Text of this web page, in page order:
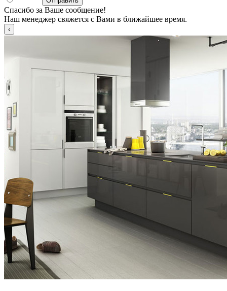
Спасибо за Ваше сообщение!
Наш менеджер свяжется с Вами в ближайшее время.